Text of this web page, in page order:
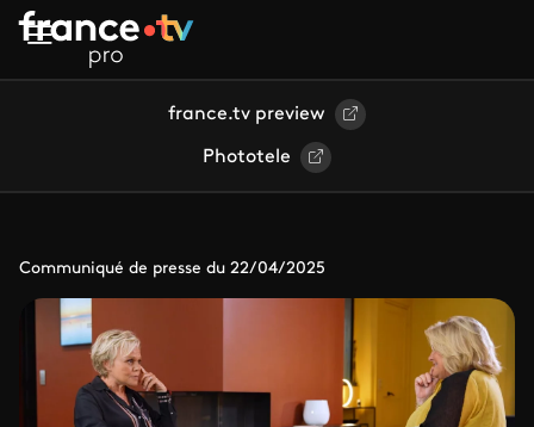
Aller au contenu principal
france.tv preview
Phototele
Communiqué de presse du 22/04/2025